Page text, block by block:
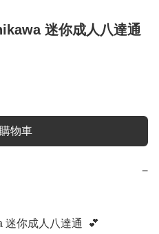
迷你成人八達通
物車
−
迷你成人八達通  💕